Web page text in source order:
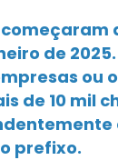
de
ou
de 10 mil
prefixo.